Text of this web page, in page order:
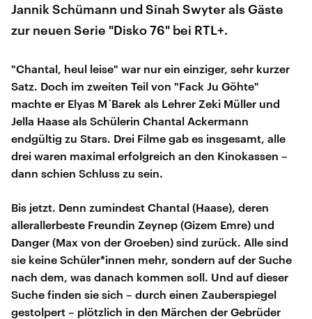
Jannik Schümann und Sinah Swyter als Gäste
zur neuen Serie "Disko 76" bei RTL+.
"Chantal, heul leise" war nur ein einziger, sehr kurzer
Satz. Doch im zweiten Teil von "Fack Ju Göhte"
machte er Elyas M´Barek als Lehrer Zeki Müller und
Jella Haase als Schülerin Chantal Ackermann
endgültig zu Stars. Drei Filme gab es insgesamt, alle
drei waren maximal erfolgreich an den Kinokassen –
dann schien Schluss zu sein.
Bis jetzt. Denn zumindest Chantal (Haase), deren
allerallerbeste Freundin Zeynep (Gizem Emre) und
Danger (Max von der Groeben) sind zurück. Alle sind
sie keine Schüler*innen mehr, sondern auf der Suche
nach dem, was danach kommen soll. Und auf dieser
Suche finden sie sich – durch einen Zauberspiegel
gestolpert – plötzlich in den Märchen der Gebrüder